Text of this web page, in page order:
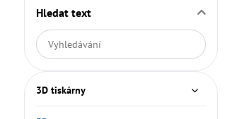
Hledat text
Prohledat
výsledky
filtru
fulltextem
3D tiskárny